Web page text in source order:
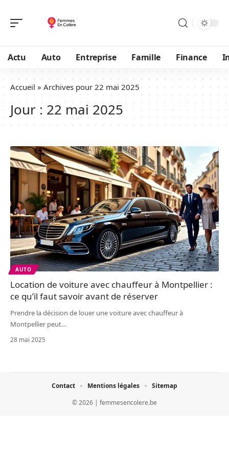
Actu Auto Entreprise Famille Finance
Accueil »Archives pour 22 mai 2025
Jour : 22 mai 2025
AUTO
Location de voiture avec chauffeur à Montpellier :
ce qu’il faut savoir avant de réserver
Prendre la décision de louer une voiture avec chauffeur à
Montpellier peut…
28 mai 2025
© 2026 | femmesencolere.be
Contact Mentions légales Sitemap